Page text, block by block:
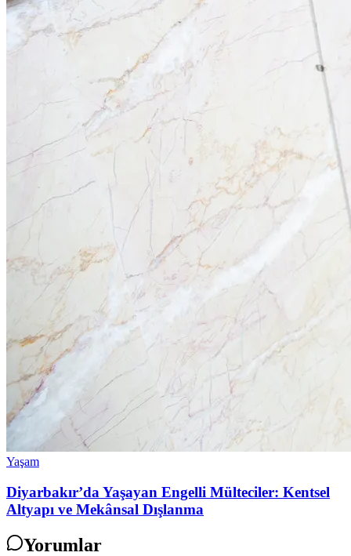
Yaşam
Diyarbakır’da Yaşayan Engelli Mülteciler: Kentsel
Altyapı ve Mekânsal Dışlanma
Yorumlar